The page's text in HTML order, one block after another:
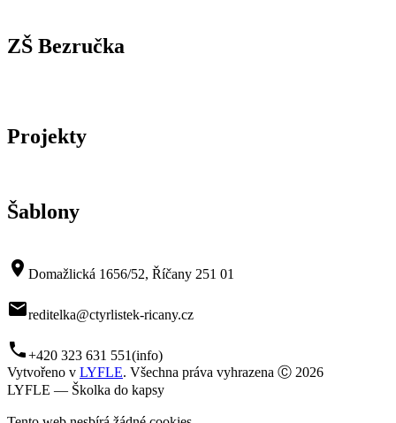
ZŠ Bezručka
Projekty
Šablony
room Domažlická 1656/52, Říčany 251 01
mailreditelka@ctyrlistek-ricany.cz
phone+420 323 631 551(info)
Vytvořeno v LYFLE. Všechna práva vyhrazena Ⓒ 2026
LYFLE — Školka do kapsy